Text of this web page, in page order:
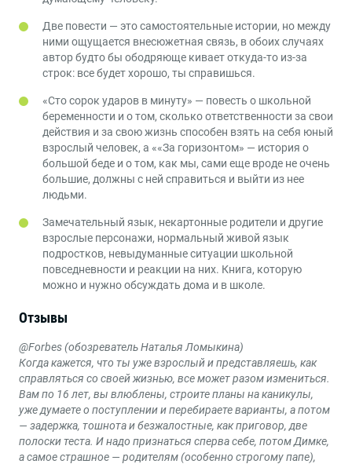
Две повести — это самостоятельные истории, но между
ними ощущается внесюжетная связь, в обоих случаях
автор будто бы ободряюще кивает откуда-то из-за
строк: все будет хорошо, ты справишься.
«Сто сорок ударов в минуту» — повесть о школьной
беременности и о том, сколько ответственности за свои
действия и за свою жизнь способен взять на себя юный
взрослый человек, а ««За горизонтом» — история о
большой беде и о том, как мы, сами еще вроде не очень
большие, должны с ней справиться и выйти из нее
людьми.
Замечательный язык, некартонные родители и другие
взрослые персонажи, нормальный живой язык
подростков, невыдуманные ситуации школьной
повседневности и реакции на них. Книга, которую
можно и нужно обсуждать дома и в школе.
Отзывы
@Forbes (обозреватель Наталья Ломыкина)
Когда кажется, что ты уже взрослый и представляешь, как
справляться со своей жизнью, все может разом измениться.
Вам по 16 лет, вы влюблены, строите планы на каникулы,
уже думаете о поступлении и перебираете варианты, а потом
— задержка, тошнота и безжалостные, как приговор, две
полоски теста. И надо признаться сперва себе, потом Димке,
а самое страшное — родителям (особенно строгому папе),